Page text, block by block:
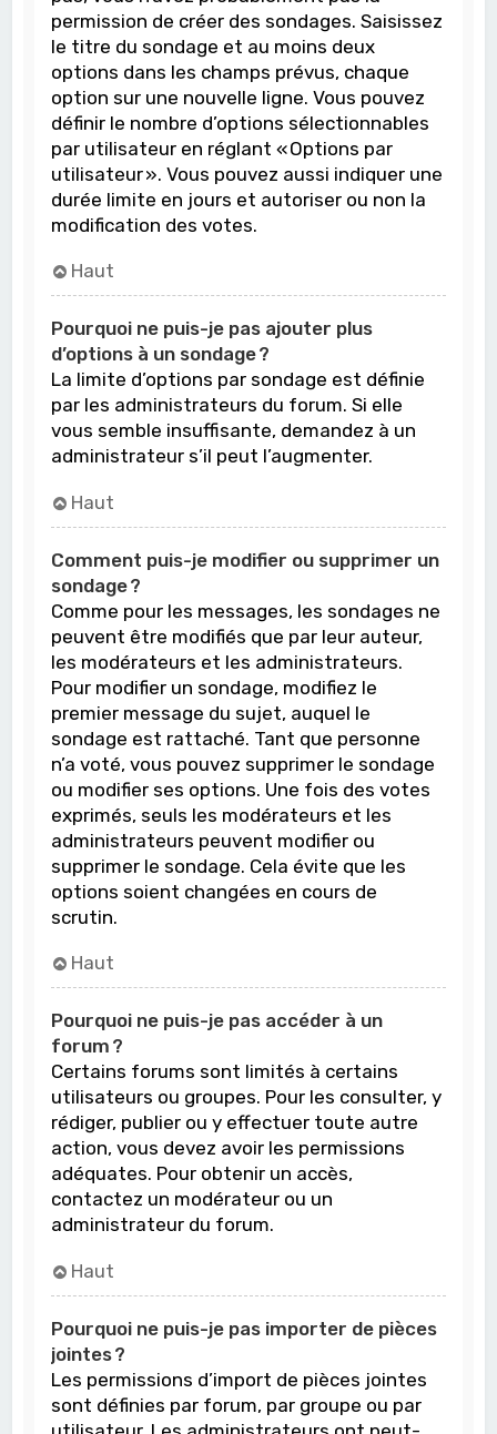
permission de créer des sondages. Saisissez
le titre du sondage et au moins deux
options dans les champs prévus, chaque
option sur une nouvelle ligne. Vous pouvez
définir le nombre d’options sélectionnables
par utilisateur en réglant « Options par
utilisateur ». Vous pouvez aussi indiquer une
durée limite en jours et autoriser ou non la
modification des votes.
Haut
Pourquoi ne puis-je pas ajouter plus
d’options à un sondage ?
La limite d’options par sondage est définie
par les administrateurs du forum. Si elle
vous semble insuffisante, demandez à un
administrateur s’il peut l’augmenter.
Haut
Comment puis-je modifier ou supprimer un
sondage ?
Comme pour les messages, les sondages ne
peuvent être modifiés que par leur auteur,
les modérateurs et les administrateurs.
Pour modifier un sondage, modifiez le
premier message du sujet, auquel le
sondage est rattaché. Tant que personne
n’a voté, vous pouvez supprimer le sondage
ou modifier ses options. Une fois des votes
exprimés, seuls les modérateurs et les
administrateurs peuvent modifier ou
supprimer le sondage. Cela évite que les
options soient changées en cours de
scrutin.
Haut
Pourquoi ne puis-je pas accéder à un
forum ?
Certains forums sont limités à certains
utilisateurs ou groupes. Pour les consulter, y
rédiger, publier ou y effectuer toute autre
action, vous devez avoir les permissions
adéquates. Pour obtenir un accès,
contactez un modérateur ou un
administrateur du forum.
Haut
Pourquoi ne puis-je pas importer de pièces
jointes ?
Les permissions d’import de pièces jointes
sont définies par forum, par groupe ou par